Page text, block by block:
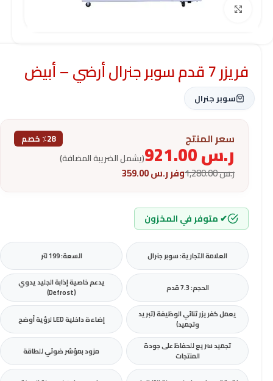
Click to enlarge
فريزر 7 قدم سوبر جنرال أرضي – أبيض
سوبر جنرال
سعر المنتج ٪28 خصم
ر.س (يشمل الضريبة المضافة)
ر.س1,280.00 وفرر.س
✔ متوفر في المخزون
العلامة التجارية: سوبر جنرال السعة: 199 لتر
الحجم: 7.3 قدم
يدعم خاصية إذابة الجليد يدوي
(Defrost)
يعمل كفريزر ثنائي الوظيفة (تبريد
وتجميد)
إضاءة داخلية LED لرؤية أوضح
تجميد سريع للحفاظ على جودة
المنتجات
مزود بمؤشر ضوئي للطاقة